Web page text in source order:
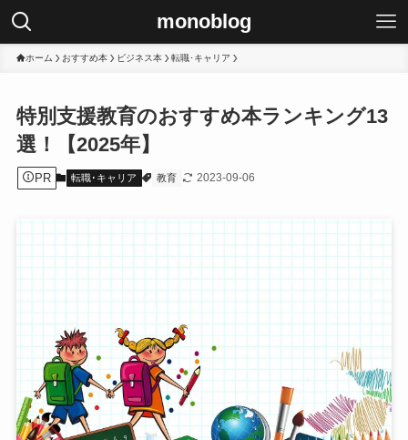
monoblog
ホーム おすすめ本 ビジネス本 転職･キャリア
特別支援教育のおすすめ本ランキング13
選！【2025年】
PR 転職･キャリア 教育 2023-09-06